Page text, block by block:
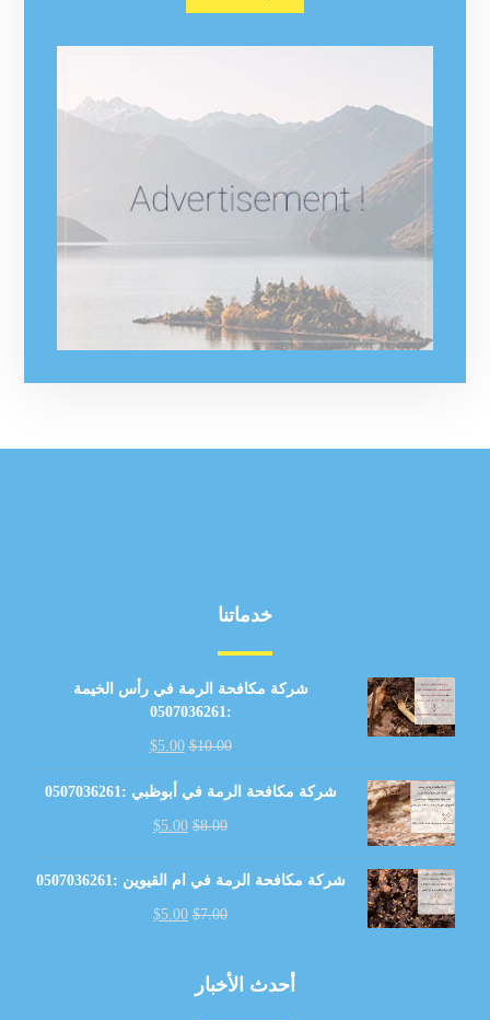
خدماتنا
شركة مكافحة الرمة في رأس الخيمة
:0507036261
$10.00
$5.00
شركة مكافحة الرمة في أبوظبي :0507036261
$8.00
$5.00
شركة مكافحة الرمة في ام القيوين :0507036261
$7.00
$5.00
أحدث الأخبار